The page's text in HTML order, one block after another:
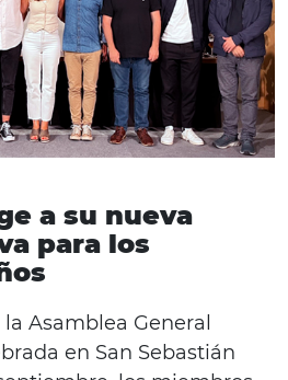
a su nueva
para los
Asamblea General
en San Sebastián